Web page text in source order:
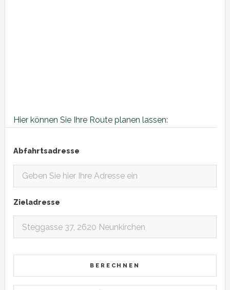
Hier können Sie Ihre Route planen lassen:
Abfahrtsadresse
Zieladresse